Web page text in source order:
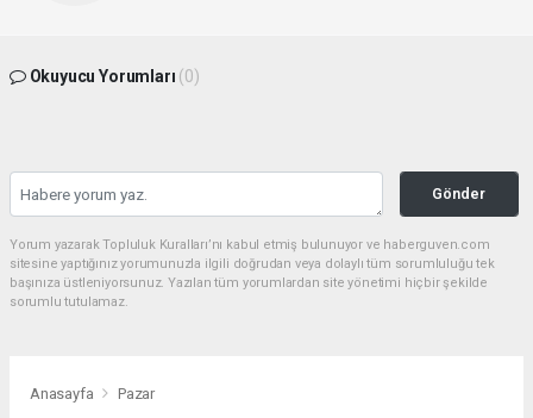
Okuyucu Yorumları (0)
Gönder
Yorum yazarak Topluluk Kuralları’nı kabul etmiş bulunuyor ve haberguven.com
sitesine yaptığınız yorumunuzla ilgili doğrudan veya dolaylı tüm sorumluluğu tek
başınıza üstleniyorsunuz. Yazılan tüm yorumlardan site yönetimi hiçbir şekilde
sorumlu tutulamaz.
Anasayfa Pazar